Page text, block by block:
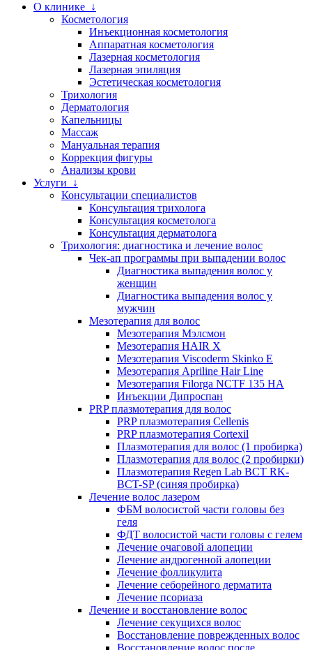
О клинике ↓
Косметология
Инъекционная косметология
Аппаратная косметология
Лазерная косметология
Лазерная эпиляция
Эстетическая косметология
Трихология
Дерматология
Капельницы
Массаж
Мануальная терапия
Коррекция фигуры
Анализы крови
Услуги ↓
Консультации специалистов
Консультация трихолога
Консультация косметолога
Консультация дерматолога
Трихология: диагностика и лечение волос
Чек-ап программы при выпадении волос
Диагностика выпадения волос у
женщин
Диагностика выпадения волос у
мужчин
Мезотерапия для волос
Мезотерапия Мэлсмон
Мезотерапия HAIR X
Мезотерапия Viscoderm Skinko E
Мезотерапия Apriline Hair Line
Мезотерапия Filorga NCTF 135 HA
Инъекции Дипроспан
PRP плазмотерапия для волос
PRP плазмотерапия Cellenis
PRP плазмотерапия Cortexil
Плазмотерапия для волос (1 пробирка)
Плазмотерапия для волос (2 пробирки)
Плазмотерапия Regen Lab BCT RK-
BCT-SP (синяя пробирка)
Лечение волос лазером
ФБМ волосистой части головы без
геля
ФДТ волосистой части головы с гелем
Лечение очаговой алопеции
Лечение андрогенной алопеции
Лечение фолликулита
Лечение себорейного дерматита
Лечение псориаза
Лечение и восстановление волос
Лечение секущихся волос
Восстановление поврежденных волос
Восстановление волос после